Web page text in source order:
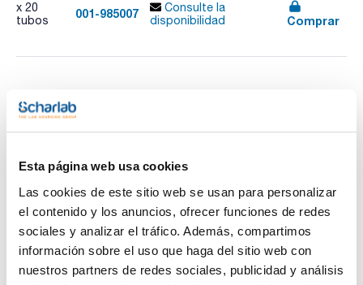
Esta página web usa cookies
Las cookies de este sitio web se usan para personalizar
el contenido y los anuncios, ofrecer funciones de redes
sociales y analizar el tráfico. Además, compartimos
información sobre el uso que haga del sitio web con
nuestros partners de redes sociales, publicidad y análisis
x 20
tubos
001-985007
Consulte la
disponibilidad
Comprar
producto
Características
Test : AOX 3
Nº de Test : 20
Caducidad (años) : 1
Método : Tiocianato de mercurio (II) / Nitrato de hierro (III)
GHS : Sí
Pack (u.) : 20 tubos
Los tests en tubos NANOCOLOR® para el análisis
fotométrico convencen por su uso sencillo, y constituyen, la
primera opción para los análisis rutinarios, automonitoreo y
análisis de procesos. Gracias a los reactivos exactamente
Documentación técnica